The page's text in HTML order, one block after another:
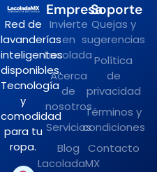
Red de
lavanderías
inteligentes
disponibles.
Tecnología
y
comodidad
para tu
ropa.
Empresa
Invierte
en
Lacolada
Acerca
de
nosotros
Servicios
Blog
LacoladaMX
Soporte
Quejas y
sugerencias
Política
de
privacidad
Términos y
condiciones
Contacto